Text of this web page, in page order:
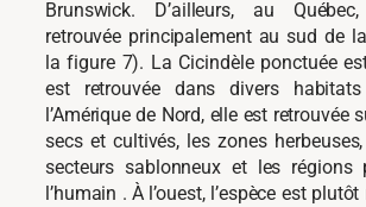
Brunswick. D’ailleurs, au
retrouvée principalement au sud de
la figure 7). La Cicindèle ponctuée
est retrouvée dans divers
l’Amérique de Nord, elle est retrouvée
secs et cultivés, les zones
secteurs sablonneux et les régions
l’humain . À l’ouest, l’espèce est